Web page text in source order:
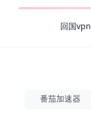
回国vpn
番茄加速器